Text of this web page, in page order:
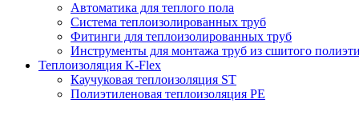
Автоматика для теплого пола
Система теплоизолированных труб
Фитинги для теплоизолированных труб
Инструменты для монтажа труб из сшитого
Теплоизоляция K-Flex
Каучуковая теплоизоляция ST
Полиэтиленовая теплоизоляция PE